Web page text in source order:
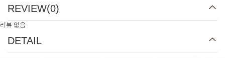
REVIEW(0)
리뷰 없음
DETAIL